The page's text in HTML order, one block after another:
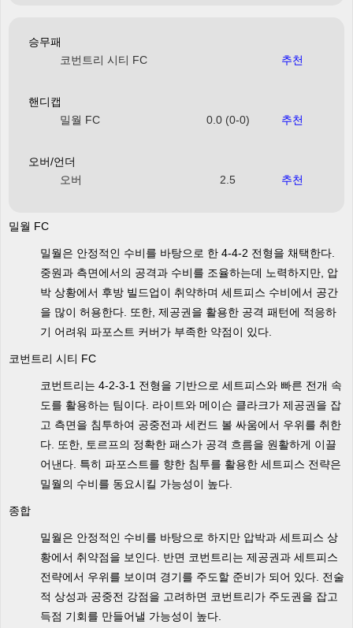
승무패
코번트리 시티 FC
추천
핸디캡
밀월 FC
0.0 (0-0) 추천
오버/언더
오버
2.5 추천
밀월 FC
밀월은 안정적인 수비를 바탕으로 한 4-4-2 전형을 채택한다.
중원과 측면에서의 공격과 수비를 조율하는데 노력하지만, 압
박 상황에서 후방 빌드업이 취약하며 세트피스 수비에서 공간
을 많이 허용한다. 또한, 제공권을 활용한 공격 패턴에 적응하
기 어려워 파포스트 커버가 부족한 약점이 있다.
코번트리 시티 FC
코번트리는 4-2-3-1 전형을 기반으로 세트피스와 빠른 전개 속
도를 활용하는 팀이다. 라이트와 메이슨 클라크가 제공권을 잡
고 측면을 침투하여 공중전과 세컨드 볼 싸움에서 우위를 취한
다. 또한, 토르프의 정확한 패스가 공격 흐름을 원활하게 이끌
어낸다. 특히 파포스트를 향한 침투를 활용한 세트피스 전략은
밀월의 수비를 동요시킬 가능성이 높다.
종합
밀월은 안정적인 수비를 바탕으로 하지만 압박과 세트피스 상
황에서 취약점을 보인다. 반면 코번트리는 제공권과 세트피스
전략에서 우위를 보이며 경기를 주도할 준비가 되어 있다. 전술
적 상성과 공중전 강점을 고려하면 코번트리가 주도권을 잡고
득점 기회를 만들어낼 가능성이 높다.